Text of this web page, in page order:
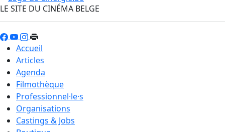
LE SITE DU CINÉMA BELGE
Accueil
Articles
Agenda
Filmothèque
Professionnel·le·s
Organisations
Castings & Jobs